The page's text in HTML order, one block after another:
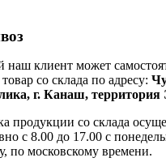
клиент может
товар со склада по адресу:
г. Канаш, территория
продукции со склада
с 8.00 до 17.00 с
по московскому времени.